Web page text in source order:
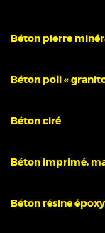
Béton pierre
Béton poli «
Béton ciré
Béton imprimé,
Béton résine